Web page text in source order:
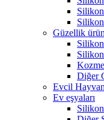
Güzellik
Silikon
Diğer
Evcil
Ev eşyaları